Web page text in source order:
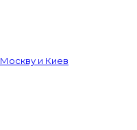
и Киев